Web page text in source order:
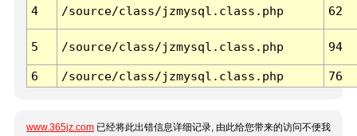
4 /source/class/jzmysql.class.php 62
5 /source/class/jzmysql.class.php 94
6 /source/class/jzmysql.class.php 76
www.365jz.com 已经将此出错信息详细记录, 由此给您带来的访问不便我